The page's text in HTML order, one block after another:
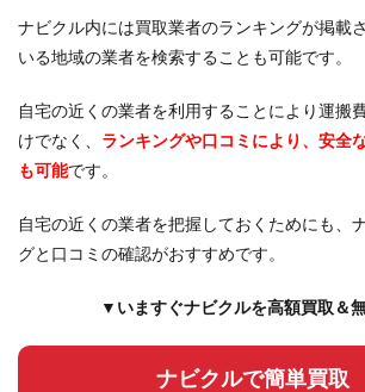
ナビクル内には買取業者のランキングが掲載
いる地域の業者を検索することも可能です。
自宅の近くの業者を利用することにより運搬
けでなく、 ランキングや口コミにより、安全
も可能です。
自宅の近くの業者を把握しておくためにも、
グと口コミの確認がおすすめです。
▼いますぐナビクルを高額買取＆
ナビクルで簡単買取